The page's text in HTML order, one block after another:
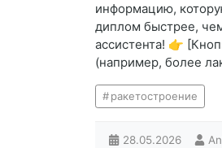
информацию,
диплом быстрее,
ассистента! 👉
(например, более
ракетостроение
28.05.2026